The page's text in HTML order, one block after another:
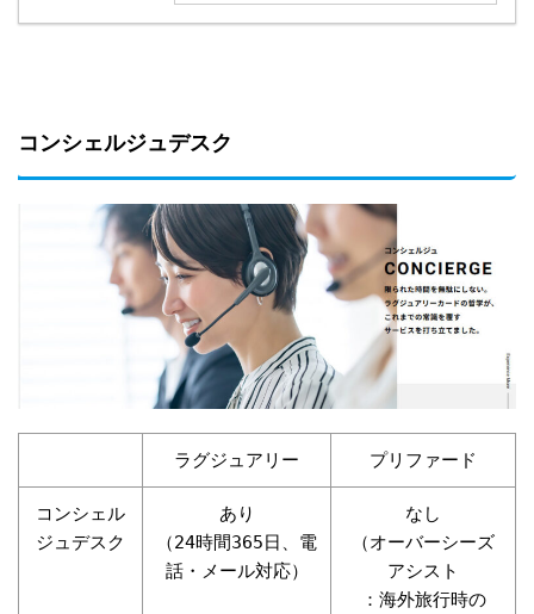
コンシェルジュデスク
ラグジュアリー プリファード
コンシェル
ジュデスク
あり
（24時間365日、電
話・メール対応）
なし
（オーバーシーズ
アシスト
：海外旅行時の